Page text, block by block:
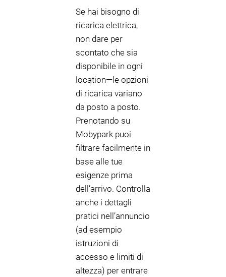
Se hai bisogno di
ricarica elettrica,
non dare per
scontato che sia
disponibile in ogni
location—le opzioni
di ricarica variano
da posto a posto.
Prenotando su
Mobypark puoi
filtrare facilmente in
base alle tue
esigenze prima
dell’arrivo. Controlla
anche i dettagli
pratici nell’annuncio
(ad esempio
istruzioni di
accesso e limiti di
altezza) per entrare